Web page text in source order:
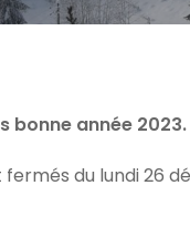
bonne année 2023.
du lundi 26